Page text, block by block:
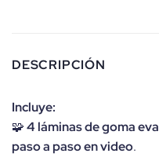
DESCRIPCIÓN
Incluye:
🧩4 láminas de goma eva
paso a paso en video.